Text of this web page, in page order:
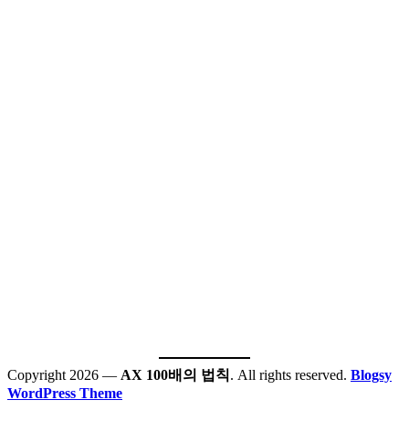
Copyright 2026 — AX 100배의 법칙. All rights reserved. Blogsy
WordPress Theme